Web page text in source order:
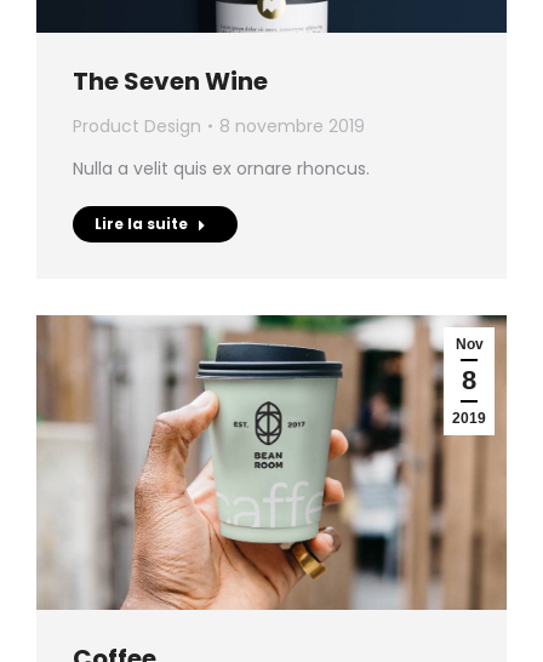
The Seven Wine
Product Design
8 novembre 2019
Nulla a velit quis ex ornare rhoncus.
Lire la suite
Nov
8
2019